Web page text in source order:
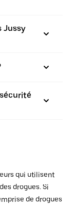
Jussy
qui utilisent
drogues. Si
de drogues